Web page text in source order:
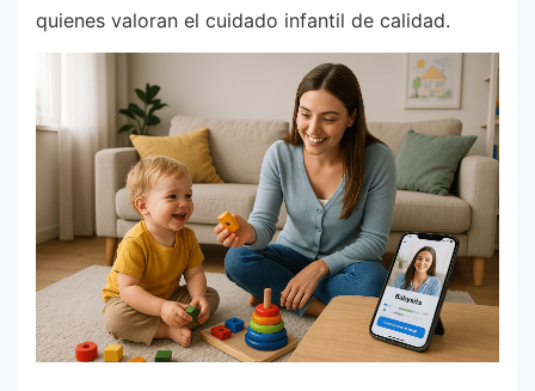
quienes valoran el cuidado infantil de calidad.